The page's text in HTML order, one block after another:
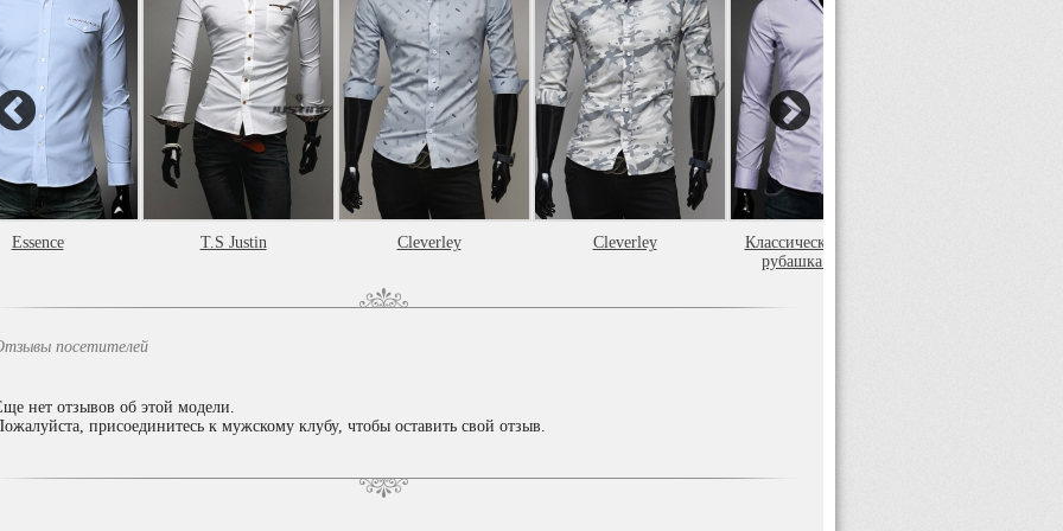
Essence T.S Justin Cleverley Cleverley
Классическая светлая
рубашка Essence
посетителей
нет отзывов об этой модели.
присоединитесь к мужскому клубу, чтобы оставить свой отзыв.